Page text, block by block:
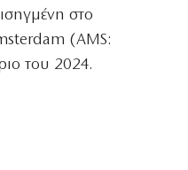
στο
(AMS:
του 2024.